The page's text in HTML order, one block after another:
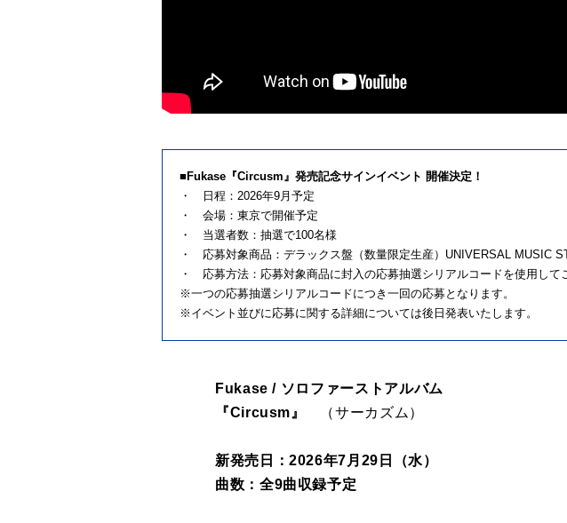
■Fukase『Circusm』発売記念サインイベント 開催決定！
・ 日程：2026年9月予定
・ 会場：東京で開催予定
・ 当選者数：抽選で100名様
・ 応募対象商品：デラックス盤（数量限定生産）UNIVERSAL MUSIC
・ 応募方法：応募対象商品に封入の応募抽選シリアルコードを使用して
※一つの応募抽選シリアルコードにつき一回の応募となります。
※イベント並びに応募に関する詳細については後日発表いたします。
Fukase / ソロファーストアルバム
『Circusm』
（サーカズム）
新発売日：2026年7月29日（水）
曲数：全9曲収録予定